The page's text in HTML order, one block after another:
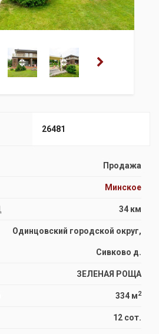
26481
Продажа
Минское
34 км
Одинцовский городской округ,
Сивково д.
ЗЕЛЕНАЯ РОЩА
334 м2
12 сот.